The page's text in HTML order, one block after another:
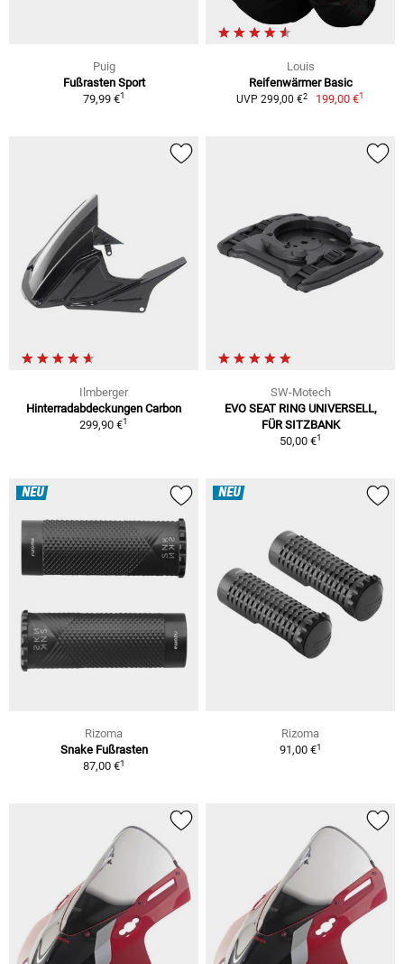
Puig
Fußrasten Sport
79,99 €1
Louis
Reifenwärmer Basic
UVP 299,00 €2 199,00 €1
Ilmberger
Hinterradabdeckungen Carbon
299,90 €1
SW-Motech
EVO SEAT RING UNIVERSELL,
FÜR SITZBANK
50,00 €1
NEU
Rizoma
Snake Fußrasten
87,00 €1
NEU
Rizoma
91,00 €1